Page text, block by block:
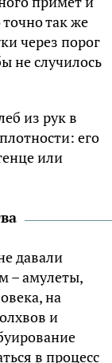
так же
через порог
не случилось
из рук в
его
или
давали
– амулеты,
на
и
в процесс